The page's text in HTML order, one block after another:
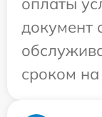
документ
сроком